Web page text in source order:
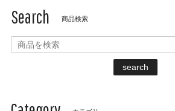
Search 商品検索
search